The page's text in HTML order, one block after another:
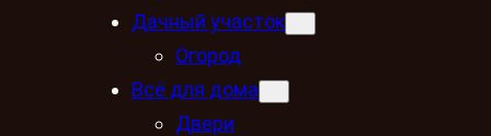
Дачный участок
Огород
Всё для дома
Двери